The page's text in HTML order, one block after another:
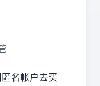
名帐户去买